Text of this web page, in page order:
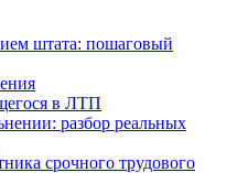
штата: пошаговый
в ЛТП
разбор реальных
срочного трудового